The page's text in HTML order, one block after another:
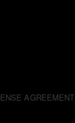
AGREEMENT